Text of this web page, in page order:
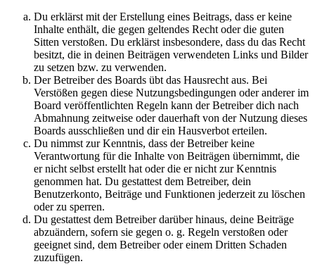
Du erklärst mit der Erstellung eines Beitrags, dass er keine
Inhalte enthält, die gegen geltendes Recht oder die guten
Sitten verstoßen. Du erklärst insbesondere, dass du das Recht
besitzt, die in deinen Beiträgen verwendeten Links und Bilder
zu setzen bzw. zu verwenden.
Der Betreiber des Boards übt das Hausrecht aus. Bei
Verstößen gegen diese Nutzungsbedingungen oder anderer im
Board veröffentlichten Regeln kann der Betreiber dich nach
Abmahnung zeitweise oder dauerhaft von der Nutzung dieses
Boards ausschließen und dir ein Hausverbot erteilen.
Du nimmst zur Kenntnis, dass der Betreiber keine
Verantwortung für die Inhalte von Beiträgen übernimmt, die
er nicht selbst erstellt hat oder die er nicht zur Kenntnis
genommen hat. Du gestattest dem Betreiber, dein
Benutzerkonto, Beiträge und Funktionen jederzeit zu löschen
oder zu sperren.
Du gestattest dem Betreiber darüber hinaus, deine Beiträge
abzuändern, sofern sie gegen o. g. Regeln verstoßen oder
geeignet sind, dem Betreiber oder einem Dritten Schaden
zuzufügen.